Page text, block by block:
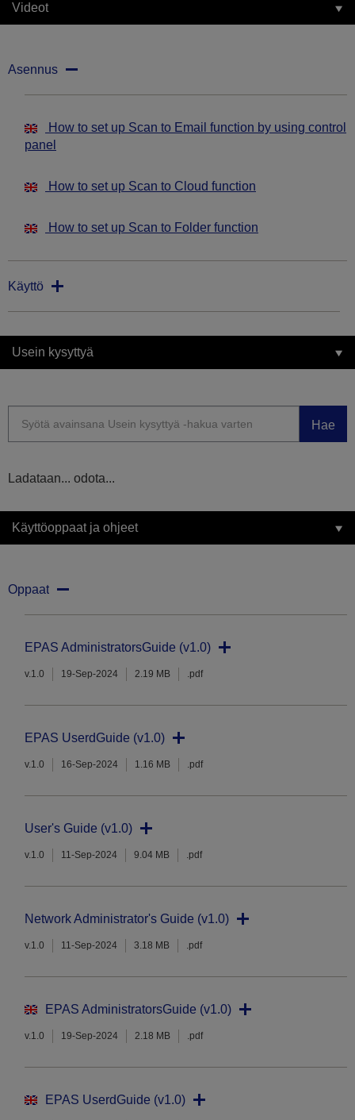
Videot
Asennus
How to set up Scan to Email function by using control
panel
How to set up Scan to Cloud function
How to set up Scan to Folder function
Käyttö
Usein kysyttyä
Hae
Ladataan... odota...
Käyttöoppaat ja ohjeet
Oppaat
EPAS AdministratorsGuide (v1.0)
v.1.0 19-Sep-2024 2.19 MB .pdf
EPAS UserdGuide (v1.0)
v.1.0 16-Sep-2024 1.16 MB .pdf
User's Guide (v1.0)
v.1.0 11-Sep-2024 9.04 MB .pdf
Network Administrator's Guide (v1.0)
v.1.0 11-Sep-2024 3.18 MB .pdf
EPAS AdministratorsGuide (v1.0)
v.1.0 19-Sep-2024 2.18 MB .pdf
EPAS UserdGuide (v1.0)